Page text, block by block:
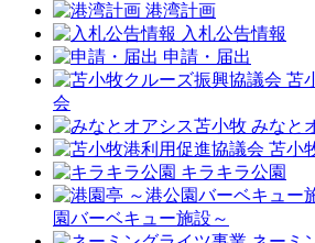
港湾計画
入札公告情報
申請・届出
苫
会
みなと
苫小
キラキラ公園
園バーベキュー施設～